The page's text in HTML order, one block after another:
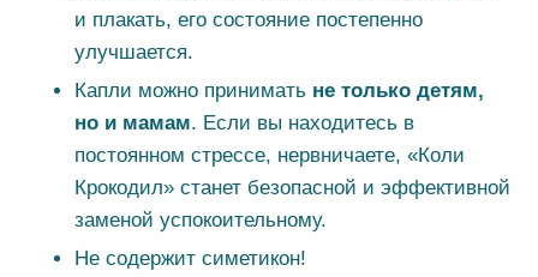
и плакать, его состояние постепенно
улучшается.
Капли можно принимать не только детям,
но и мамам. Если вы находитесь в
постоянном стрессе, нервничаете, «Коли
Крокодил» станет безопасной и эффективной
заменой успокоительному.
Не содержит симетикон!